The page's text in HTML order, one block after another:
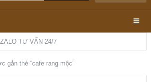
ZALO TƯ VẤN 24/7
gắn thẻ “cafe rang mộc”